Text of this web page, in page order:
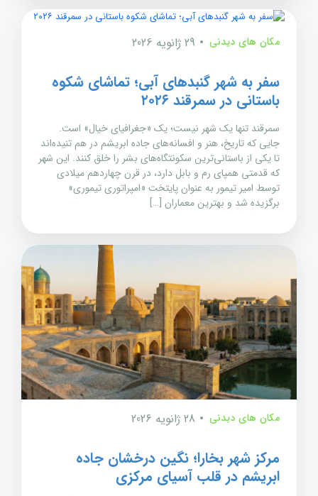
مکان های دیدنی 29 ژانویه 2026
سفر به شهر گنبدهای آبی؛ تماشای شکوه
باستانی در سمرقند ۲۰۲۶
سمرقند تنها یک شهر نیست؛ یک «جغرافیای خیال» است.
جایی که تاریخ، هنر و افسانه‌های جاده ابریشم در هم تنیده‌اند
تا یکی از باستانی‌ترین سکونتگاه‌های بشر را خلق کنند. این شهر
که قدمتی همپای رم و بابل دارد، در قرن چهاردهم میلادی
توسط امیر تیمور به عنوان پایتخت «امپراتوری تیموری»
برگزیده شد و بهترین معماران […]
مکان های دیدنی 28 ژانویه 2026
مرکز شهر بخارا؛ نگین درخشان جاده
ابریشم در قلب آسیای مرکزی